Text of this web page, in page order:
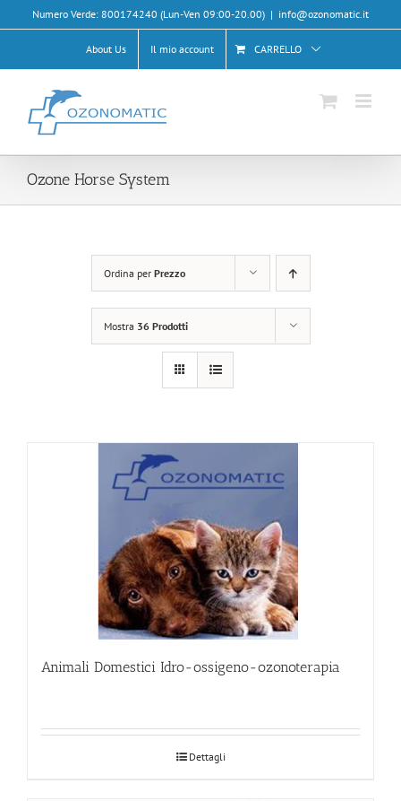
al
Numero Verde: 800174240 (Lun-Ven 09:00-20.00) | info@ozonomatic.it
About Us Il mio account CARRELLO
Ozone Horse System
Ordina per Prezzo
Mostra 36 Prodotti
Animali Domestici Idro-ossigeno-ozonoterapia
Dettagli